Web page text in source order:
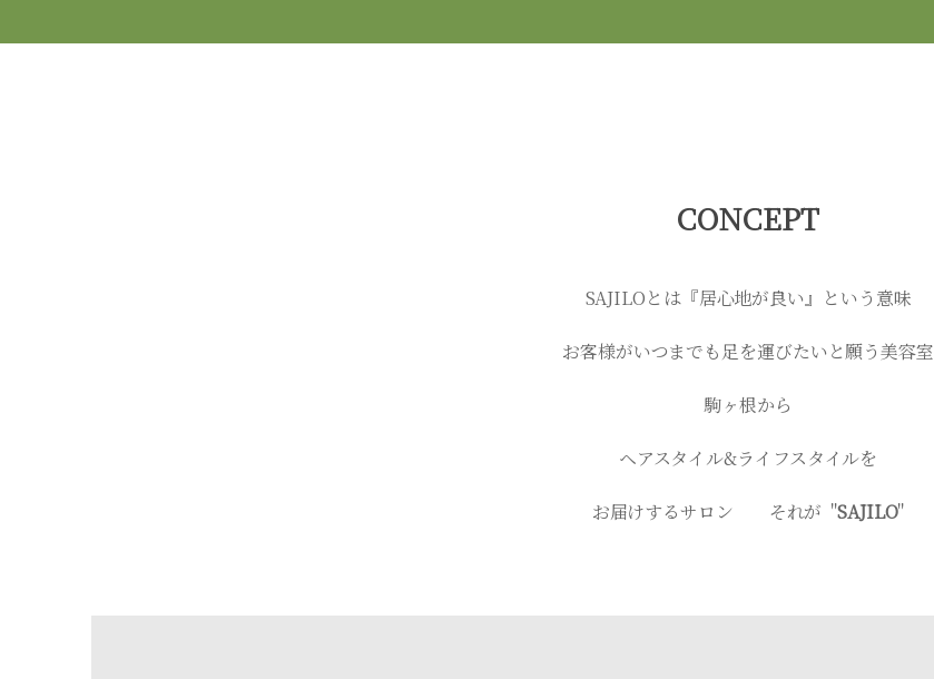
CONCEPT
SAJILOとは『居心地が良い』という意味
お客様がいつまでも足を運びたいと願う美容室
駒ヶ根から
ヘアスタイル&ライフスタイルを
お届けするサロン それが "SAJILO"